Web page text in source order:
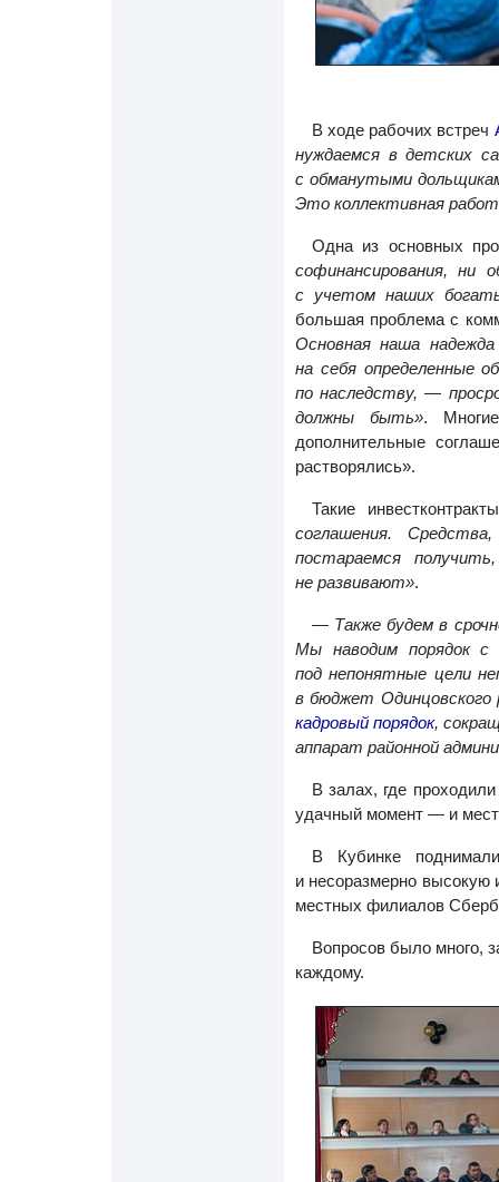
В ходе рабочих встреч
нуждаемся в детских
с обманутыми
Это коллективная
Одна из основных
софинансирования, ни
с учетом наших
большая проблема с
Основная наша
на себя определенные
по наследству, —
должны быть».
дополнительные
растворялись».
Такие
соглашения.
постараемся
не развивают».
— Также будем в
Мы наводим порядок с
под непонятные цели
в бюджет
кадровый порядок,
аппарат районной
В залах, где
удачный момент — и
В Кубинке
и несоразмерно высокую
местных филиалов
Вопросов было много,
каждому.